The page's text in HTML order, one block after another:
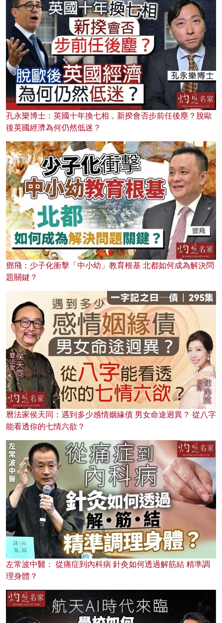
孔永樂博士：英國十年換七相，新揆會否步前任後塵？脫歐
後英國經濟為何仍然低迷？
鄧飛：少子化衝擊「中小幼」教育根基 北都如何成為解決問
題關鍵？
曆法家侯天同：遇到多少感情姻緣債 男女命途迥異？ 從八字
能看透你的七情六欲？
左常波中醫： 從痛症到內科病 針灸如何透過解筋結 精準調
理身體？